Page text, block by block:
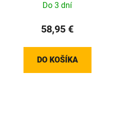
Do 3 dní
58,95 €
DO KOŠÍKA